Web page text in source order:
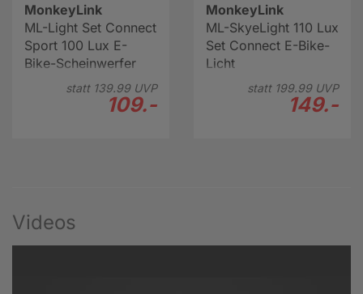
MonkeyLink
ML-Light Set Connect
Sport 100 Lux E-
Bike-Scheinwerfer
statt 139.99UVP
109.-
MonkeyLink
ML-SkyeLight 110 Lux
Set Connect E-Bike-
Licht
statt 199.99UVP
149.-
Videos